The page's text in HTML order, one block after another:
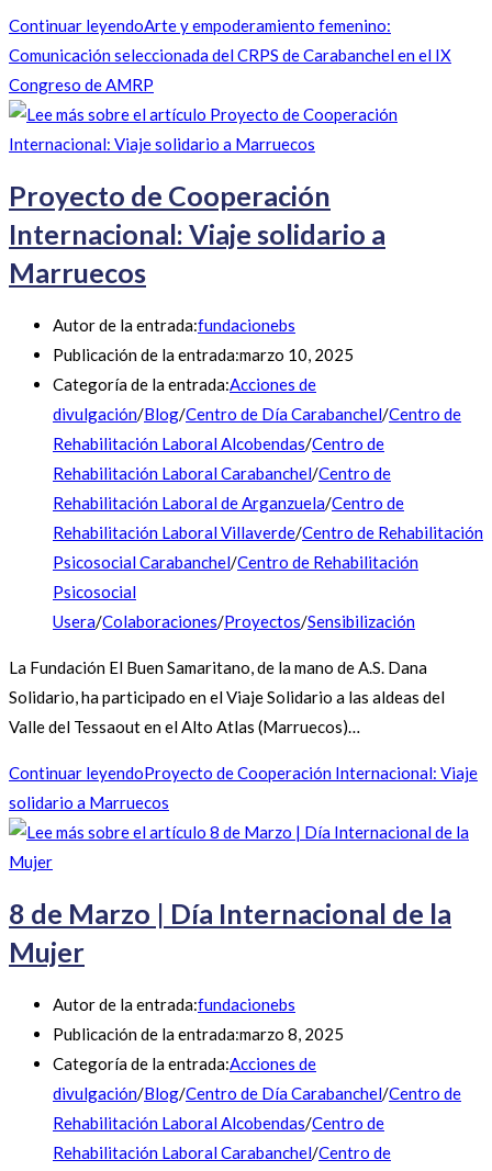
Continuar leyendoArte y empoderamiento femenino:
Comunicación seleccionada del CRPS de Carabanchel en el IX
Congreso de AMRP
Proyecto de Cooperación
Internacional: Viaje solidario a
Marruecos
Autor de la entrada:fundacionebs
Publicación de la entrada:marzo 10, 2025
Categoría de la entrada:Acciones de
divulgación/Blog/Centro de Día Carabanchel/Centro de
Rehabilitación Laboral Alcobendas/Centro de
Rehabilitación Laboral Carabanchel/Centro de
Rehabilitación Laboral de Arganzuela/Centro de
Rehabilitación Laboral Villaverde/Centro de Rehabilitación
Psicosocial Carabanchel/Centro de Rehabilitación
Psicosocial
Usera/Colaboraciones/Proyectos/Sensibilización
La Fundación El Buen Samaritano, de la mano de A.S. Dana
Solidario, ha participado en el Viaje Solidario a las aldeas del
Valle del Tessaout en el Alto Atlas (Marruecos)…
Continuar leyendoProyecto de Cooperación Internacional: Viaje
solidario a Marruecos
8 de Marzo | Día Internacional de la
Mujer
Autor de la entrada:fundacionebs
Publicación de la entrada:marzo 8, 2025
Categoría de la entrada:Acciones de
divulgación/Blog/Centro de Día Carabanchel/Centro de
Rehabilitación Laboral Alcobendas/Centro de
Rehabilitación Laboral Carabanchel/Centro de